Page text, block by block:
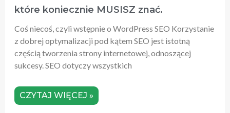
które koniecznie MUSISZ znać.
Coś niecoś, czyli wstępnie o WordPress SEO Korzystanie
z dobrej optymalizacji pod kątem SEO jest istotną
częścią tworzenia strony internetowej, odnoszącej
sukcesy. SEO dotyczy wszystkich
CZYTAJ WIĘCEJ »